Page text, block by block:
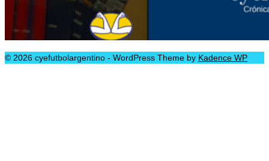
© 2026 cyefutbolargentino - WordPress Theme by Kadence WP